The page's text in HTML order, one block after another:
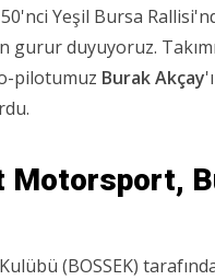
Yeşil Bursa
gurur duyuyoruz.
pilotumuz Burak Akçay
Motorsport,
(BOSSEK)